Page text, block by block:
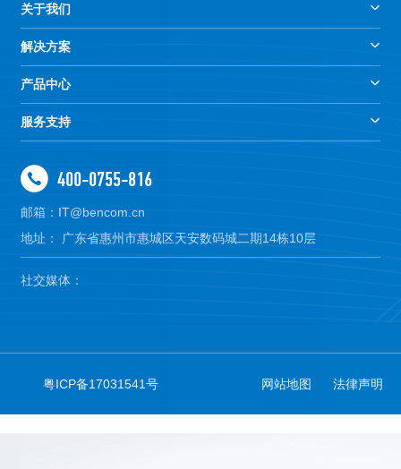
关于我们
解决方案
产品中心
服务支持
400-0755-816
邮箱：IT@bencom.cn
地址： 广东省惠州市惠城区天安数码城二期14栋10层
社交媒体：
粤ICP备17031541号 网站地图 法律声明